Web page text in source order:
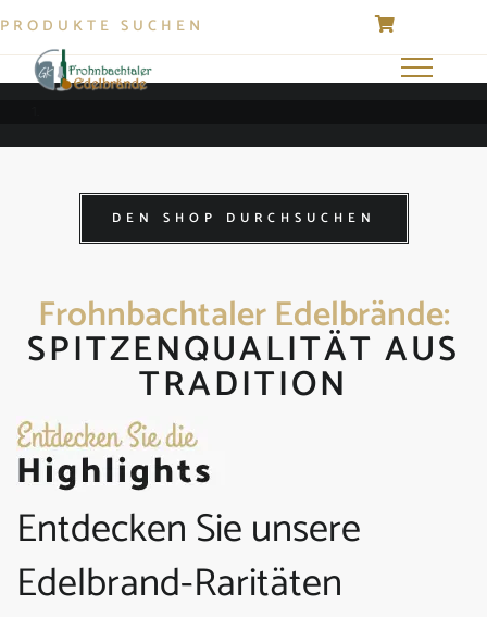
Toggle
navigation
DEN SHOP DURCHSUCHEN
Frohnbachtaler Edelbrände:
SPITZENQUALITÄT AUS
TRADITION
Entdecken Sie unsere
Edelbrand-Raritäten